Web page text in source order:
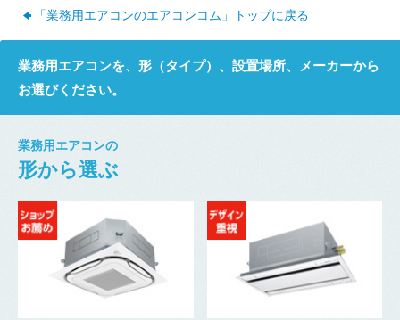
「業務用エアコンのエアコンコム」トップに戻る
業務用エアコンを、形（タイプ）、設置場所、メーカーから
お選びください。
業務用エアコンの
形から選ぶ